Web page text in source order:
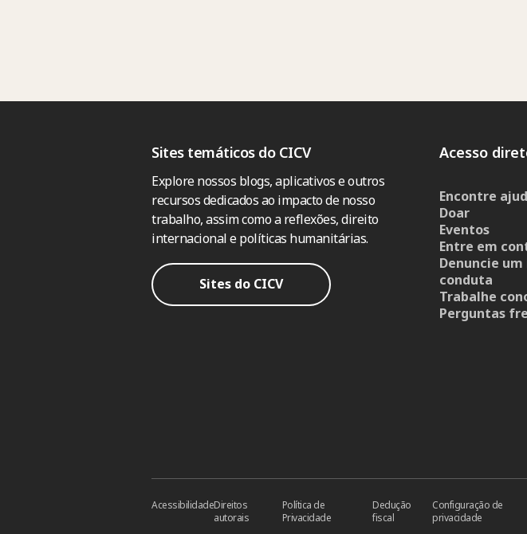
Sites temáticos do CICV
Explore nossos blogs, aplicativos e outros
recursos dedicados ao impacto de nosso
trabalho, assim como a reflexões, direito
internacional e políticas humanitárias.
Sites do CICV
Acesso
Encontre
Doar
Eventos
Entre em
Denuncie
conduta
Trabalhe
Perguntas
AcessibilidadeDireitos
autorais
Política de
Privacidade
Dedução
fiscal
Configuração de
privacidade